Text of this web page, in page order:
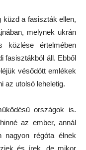
küzd a fasiszták ellen,
melynek ukrán
közlése értelmében
fasisztákból áll. Ebből
vésődött emlékek
az utolsó leheletig.
országok is.
az ember, annál
nagyon régóta élnek